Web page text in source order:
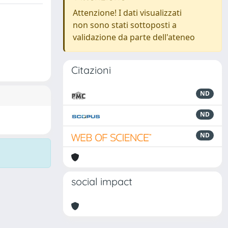
Attenzione! I dati visualizzati
non sono stati sottoposti a
validazione da parte dell'ateneo
Citazioni
ND
ND
ND
social impact